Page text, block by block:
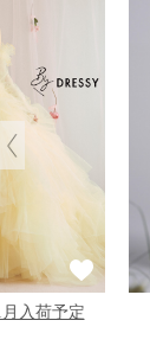
入荷予定